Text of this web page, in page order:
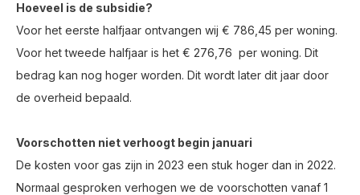
Hoeveel is de subsidie?
Voor het eerste halfjaar ontvangen wij € 786,45 per woning.
Voor het tweede halfjaar is het € 276,76 per woning. Dit
bedrag kan nog hoger worden. Dit wordt later dit jaar door
de overheid bepaald.
Voorschotten niet verhoogt begin januari
De kosten voor gas zijn in 2023 een stuk hoger dan in 2022.
Normaal gesproken verhogen we de voorschotten vanaf 1